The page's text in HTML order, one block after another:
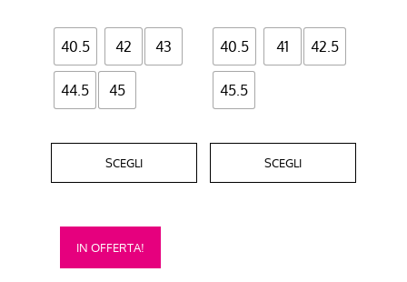
40.5 42 43
44.5 45
SCEGLI
del
prodotto
40.5 41 42.5
45.5
SCEGLI
del
prodotto
IN OFFERTA!
Questo
prodotto